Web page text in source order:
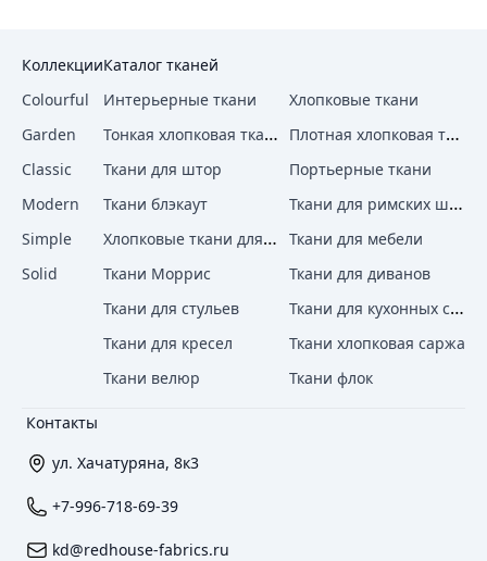
Контакты
ул. Хачатуряна, 8к3
+7-996-718-69-39
kd@redhouse-fabrics.ru
Коллекции
Colourful
Garden
Classic
Modern
Simple
Solid
Каталог тканей
Интерьерные ткани
Хлопковые ткани
Тонкая хлопковая ткань Плотная хлопковая ткань
Ткани для штор
Портьерные ткани
Ткани блэкаут
Ткани для римских штор
Хлопковые ткани для штор
Ткани для мебели
Ткани Моррис
Ткани для диванов
Ткани для стульев
Ткани для кухонных стульев
Ткани для кресел
Ткани хлопковая саржа
Ткани велюр
Ткани флок